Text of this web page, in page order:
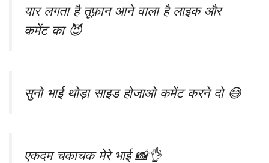
यार लगता है तूफ़ान आने वाला है लाइक और
कमेंट का 😈
सुनो भाई थोड़ा साइड होजाओ कमेंट करने दो 😅
एकदम चकाचक मेरे भाई 📸👌